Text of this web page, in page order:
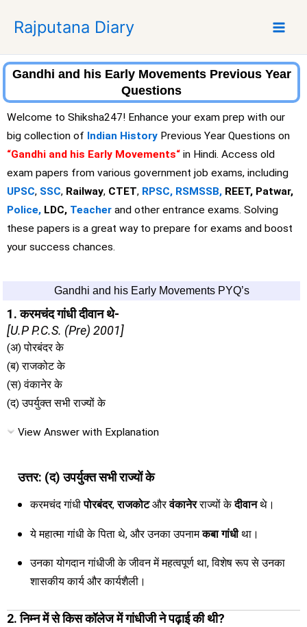
p
Rajputana Diary
Gandhi and his Early Movements Previous Year
Questions
Welcome to Shiksha247! Enhance your exam prep with our
big collection of Indian History Previous Year Questions on
“Gandhi and his Early Movements“ in Hindi. Access old
exam papers from various government job exams, including
UPSC, SSC, Railway, CTET, RPSC, RSMSSB, REET, Patwar,
Police, LDC, Teacher and other entrance exams. Solving
these papers is a great way to prepare for exams and boost
your success chances.
Gandhi and his Early Movements PYQ’s
1. करमचंद गांधी दीवान थे-
[U.P P.C.S. (Pre) 2001]
(अ) पोरबंदर के
(ब) राजकोट के
(स) वंकानेर के
(द) उपर्युक्त सभी राज्यों के
View Answer with Explanation
उत्तर: (द) उपर्युक्त सभी राज्यों के
करमचंद गांधीपोरबंदर,राजकोटऔरवंकानेरराज्यों केदीवानथे।
ये महात्मा गांधी के पिता थे, और उनका उपनामकबा गांधीथा।
उनका योगदान गांधीजी के जीवन में महत्वपूर्ण था, विशेष रूप से उनका
शासकीय कार्य और कार्यशैली।
2. निम्न में से किस कॉलेज में गांधीजी ने पढ़ाई की थी?